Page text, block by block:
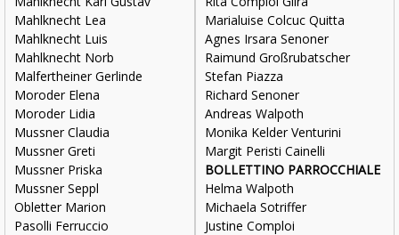
Mahlknecht Lea
Mahlknecht Luis
Mahlknecht Norb
Malfertheiner Gerlinde
Moroder Elena
Moroder Lidia
Mussner Claudia
Mussner Greti
Mussner Priska
Mussner Seppl
Obletter Marion
Pasolli Ferruccio
Marialuise Colcuc Quitta
Agnes Irsara Senoner
Raimund Großrubatscher
Stefan Piazza
Richard Senoner
Andreas Walpoth
Monika Kelder Venturini
Margit Peristi Cainelli
BOLLETTINO PARROCCHIALE
Helma Walpoth
Michaela Sotriffer
Justine Comploi